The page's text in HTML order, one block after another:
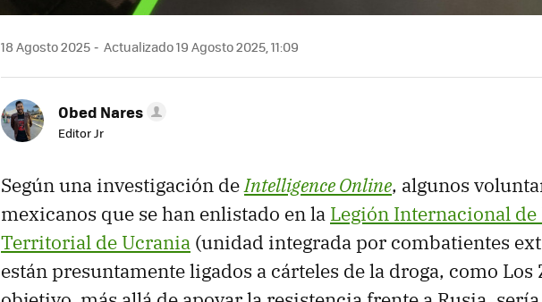
18 Agosto 2025 Actualizado 19 Agosto 2025, 11:09
Obed Nares
Editor Jr
Según una investigación deIntelligence Online, algunos
mexicanos que se han enlistado en la Legión Internacional de
Territorial de Ucrania (unidad integrada por combatientes
están presuntamente ligados a cárteles de la droga, como Los